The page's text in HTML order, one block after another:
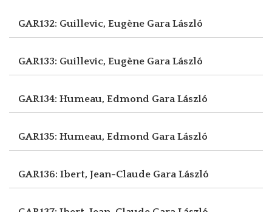
GAR132: Guillevic, Eugène Gara László
GAR133: Guillevic, Eugène Gara László
GAR134: Humeau, Edmond Gara László
GAR135: Humeau, Edmond Gara László
GAR136: Ibert, Jean-Claude Gara László